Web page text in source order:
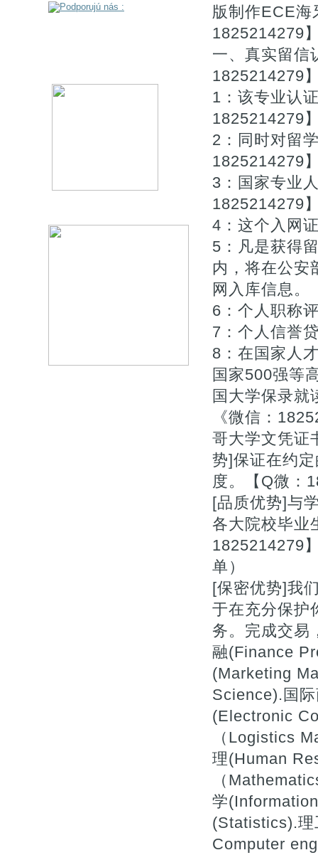
版制作ECE
1825214279
一、真实留信
1825214279
1：该专业认
1825214279
2：同时对留
1825214279
3：国家专业
1825214279
4：这个入网
5：凡是获得
内，将在公安
网入库信息。
6：个人职称
7：个人信誉
8：在国家人
国家500强等
国大学保录就
《微信：
哥大学文凭证
势]保证在约
度。【Q微：
[品质优势]与
各大院校毕业
1825214279
单）
[保密优势]我
于在充分保护
务。完成交易
融(Finance
(Marketing
Science).国
(Electronic
（Logistics
理(Human
（
学
(Statistics).理
Computer